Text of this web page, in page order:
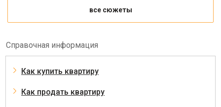
все сюжеты
Справочная информация
Как купить квартиру
Как продать квартиру